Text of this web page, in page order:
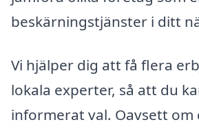
beskärningstjänster i ditt
Vi hjälper dig att få flera
lokala experter, så att du
informerat val. Oavsett